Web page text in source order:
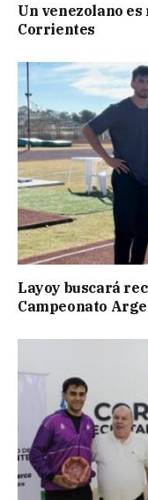
Un venezolano
Corrientes
Layoy buscará
Campeonato